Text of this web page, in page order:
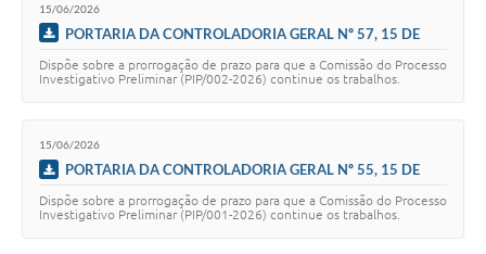
Galeria de Fotos
Contratos
Arquivos para Download
Obras
15/06/2026
PORTARIA DA CONTROLADORIA GERAL Nº 57, 15 DE
Dispõe sobre a prorrogação de prazo para que a Comissão do Processo
Investigativo Preliminar (PIP/002-2026) continue os trabalhos.
15/06/2026
PORTARIA DA CONTROLADORIA GERAL Nº 55, 15 DE
Dispõe sobre a prorrogação de prazo para que a Comissão do Processo
Investigativo Preliminar (PIP/001-2026) continue os trabalhos.